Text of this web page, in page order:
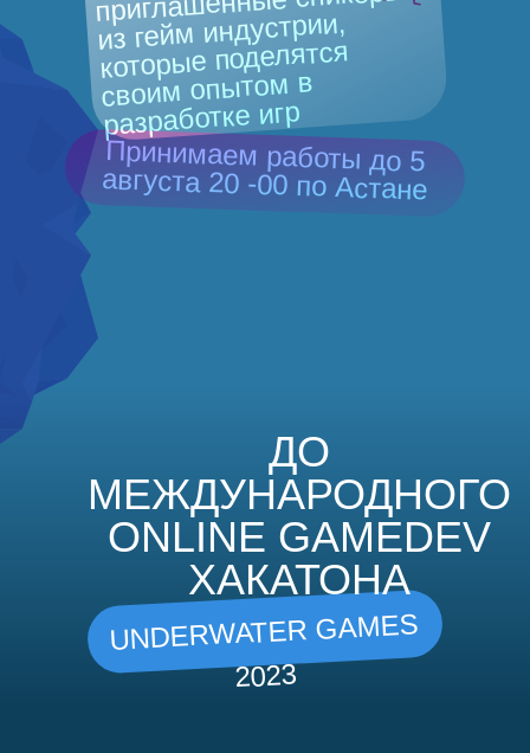
из гейм индустрии,
которые поделятся
своим опытом в
разработке игр
Принимаем работы до 5
августа 20 -00 по Астане
ДО
МЕЖДУНАРОДНОГО
ONLINE GAMEDEV
ХАКАТОНА
UNDERWATER GAMES
2023